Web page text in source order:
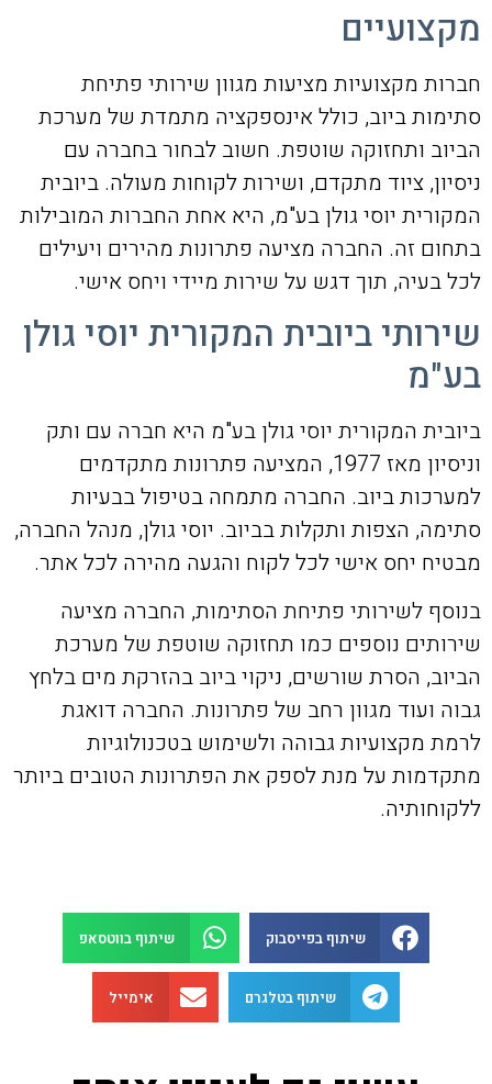
מקצועיים
חברות מקצועיות מציעות מגוון שירותי פתיחת
סתימות ביוב, כולל אינספקציה מתמדת של מערכת
הביוב ותחזוקה שוטפת. חשוב לבחור בחברה עם
ניסיון, ציוד מתקדם, ושירות לקוחות מעולה. ביובית
המקורית יוסי גולן בע"מ, היא אחת החברות המובילות
בתחום זה. החברה מציעה פתרונות מהירים ויעילים
לכל בעיה, תוך דגש על שירות מיידי ויחס אישי.
שירותי ביובית המקורית יוסי גולן
בע"מ
ביובית המקורית יוסי גולן בע"מ היא חברה עם ותק
וניסיון מאז 1977, המציעה פתרונות מתקדמים
למערכות ביוב. החברה מתמחה בטיפול בבעיות
סתימה, הצפות ותקלות בביוב. יוסי גולן, מנהל החברה,
מבטיח יחס אישי לכל לקוח והגעה מהירה לכל אתר.
בנוסף לשירותי פתיחת הסתימות, החברה מציעה
שירותים נוספים כמו תחזוקה שוטפת של מערכת
הביוב, הסרת שורשים, ניקוי ביוב בהזרקת מים בלחץ
גבוה ועוד מגוון רחב של פתרונות. החברה דואגת
לרמת מקצועיות גבוהה ולשימוש בטכנולוגיות
מתקדמות על מנת לספק את הפתרונות הטובים ביותר
ללקוחותיה.
שיתוף בפייסבוק שיתוף בווטסאפ
שיתוף בטלגרם אימייל